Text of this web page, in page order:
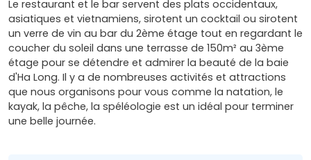
Le restaurant et le bar servent des plats occidentaux,
asiatiques et vietnamiens, sirotent un cocktail ou sirotent
un verre de vin au bar du 2ème étage tout en regardant le
coucher du soleil dans une terrasse de 150m² au 3ème
étage pour se détendre et admirer la beauté de la baie
d'Ha Long. Il y a de nombreuses activités et attractions
que nous organisons pour vous comme la natation, le
kayak, la pêche, la spéléologie est un idéal pour terminer
une belle journée.